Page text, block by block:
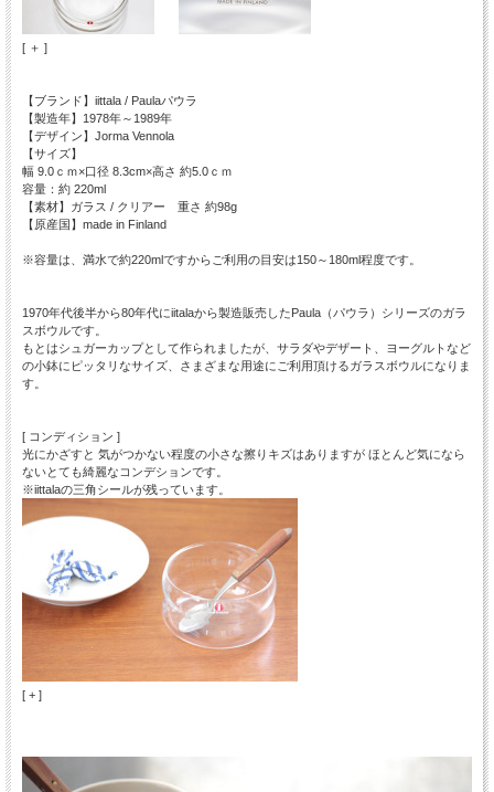
[ ＋ ]
【ブランド】iittala / Paulaパウラ
【製造年】1978年～1989年
【デザイン】Jorma Vennola
【サイズ】
幅 9.0ｃｍ×口径 8.3cm×高さ 約5.0ｃｍ
容量：約 220ml
【素材】ガラス / クリアー 重さ 約98g
【原産国】made in Finland
※容量は、満水で約220mlですからご利用の目安は150～180ml程度です。
1970年代後半から80年代にiitalaから製造販売したPaula（パウラ）シリーズのガラ
スボウルです。
もとはシュガーカップとして作られましたが、サラダやデザート、ヨーグルトなど
の小鉢にピッタリなサイズ、さまざまな用途にご利用頂けるガラスボウルになりま
す。
[ コンディション ]
光にかざすと 気がつかない程度の小さな擦りキズはありますが ほとんど気になら
ないとても綺麗なコンデションです。
※iittalaの三角シールが残っています。
[ + ]